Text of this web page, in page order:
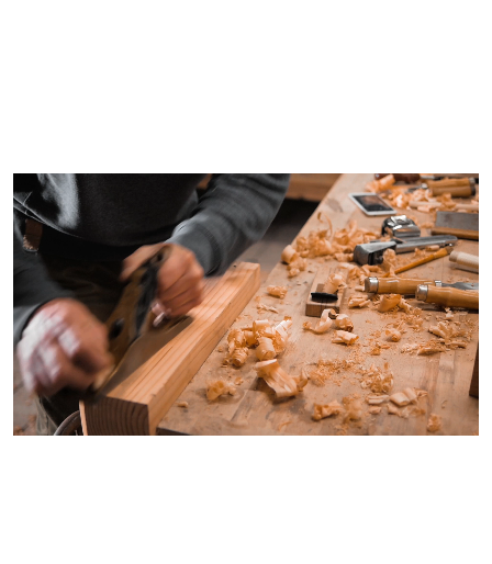
Отзывы
Гарантии
Программа лояльности
Вакансии
Калькулятор ЖБ свай
Заказать звонок